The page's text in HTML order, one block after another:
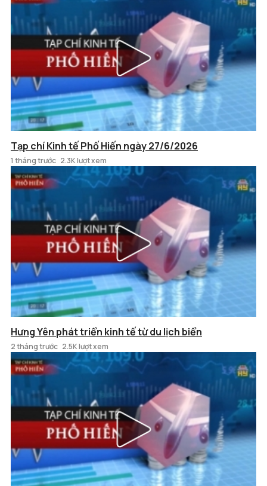
Tạp chí Kinh tế Phố Hiến ngày 27/6/2026
1 tháng trước 2.3K lượt xem
Hưng Yên phát triển kinh tế từ du lịch biển
2 tháng trước 2.5K lượt xem